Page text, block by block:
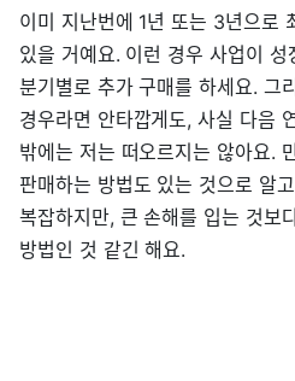
이미 지난번에 1년 또는 3년으로
있을 거예요. 이런 경우 사업이
분기별로 추가 구매를 하세요. 그
경우라면 안타깝게도, 사실 다음
밖에는 저는 떠오르지는 않아요.
판매하는 방법도 있는 것으로 알
복잡하지만, 큰 손해를 입는 것보
방법인 것 같긴 해요.